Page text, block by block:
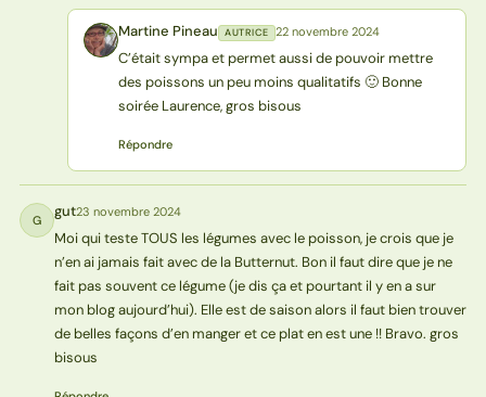
MP Martine Pineau AUTRICE 22 novembre 2024
C’était sympa et permet aussi de pouvoir mettre
des poissons un peu moins qualitatifs 🙂 Bonne
soirée Laurence, gros bisous
Répondre
G gut23 novembre 2024
Moi qui teste TOUS les légumes avec le poisson, je crois que je
n’en ai jamais fait avec de la Butternut. Bon il faut dire que je ne
fait pas souvent ce légume (je dis ça et pourtant il y en a sur
mon blog aujourd’hui). Elle est de saison alors il faut bien trouver
de belles façons d’en manger et ce plat en est une !! Bravo. gros
bisous